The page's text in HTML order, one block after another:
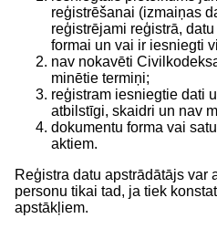
reģistrēšanai (izmaiņas
reģistrējami reģistrā,
formai un vai ir iesniegti
nav nokavēti
minētie termiņi;
reģistram iesniegtie dati
atbilstīgi, skaidri un nav
dokumentu forma vai
aktiem.
Reģistra datu apstrādātājs var
personu tikai tad, ja tiek
apstākļiem.